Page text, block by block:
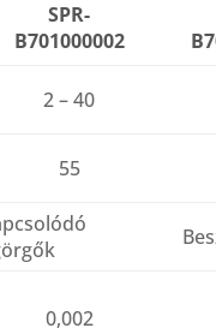
SPR-
B701000002
2 – 40
55
0,002